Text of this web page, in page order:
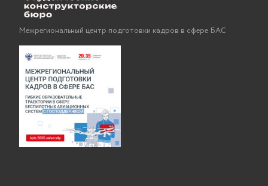
Межрегиональный центр подготовки кадров в сфере БАС